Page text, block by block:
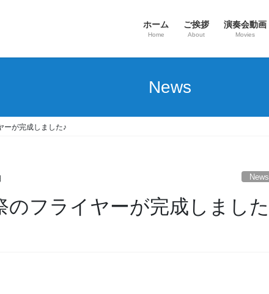
ホーム
Home
ご挨拶
About
演奏会動画
Movies
News
ーが完成しました♪
News
のフライヤーが完成しました